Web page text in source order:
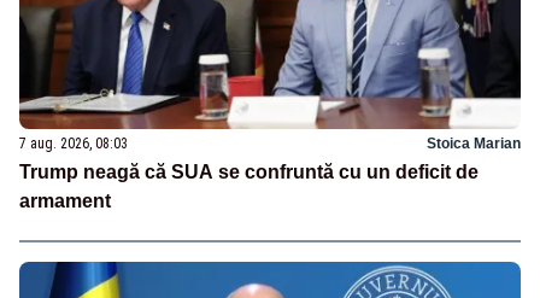
7 aug. 2026, 08:03 Stoica Marian
Trump neagă că SUA se confruntă cu un deficit de
armament